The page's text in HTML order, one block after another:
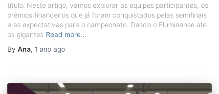
título. Neste artigo, vamos explorar as equipes participantes, os
prêmios financeiros que já foram conquistados pelas semifinais
e as expectativas para o campeonato. Desde o Fluminense até
os gigantes Read more…
By Ana, 1 ano ago